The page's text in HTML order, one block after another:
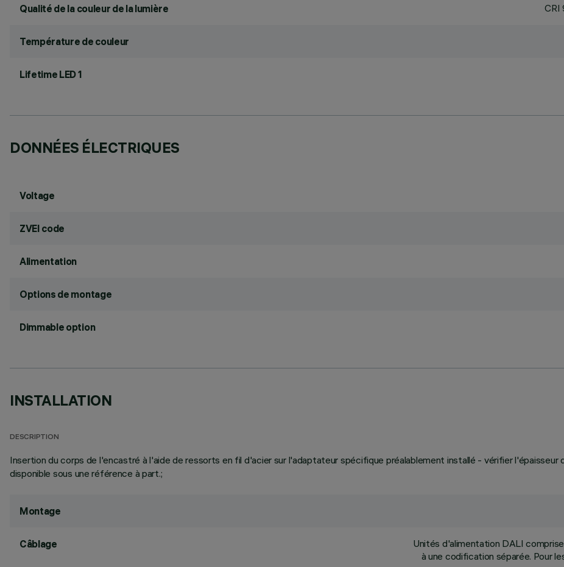
Qualité de la couleur de la lumière CRI
Température de couleur
Lifetime LED 1
DONNÉES ÉLECTRIQUES
Voltage
ZVEI code
Alimentation
Options de montage
Dimmable option
INSTALLATION
DESCRIPTION
Insertion du corps de l'encastré à l'aide de ressorts en fil d'acier sur l'adaptateur spécifique préalablement installé - vérifier
disponible sous une référence à part.;
Montage
Câblage
Unités d'alimentation DALI
à une codification séparée. Pour